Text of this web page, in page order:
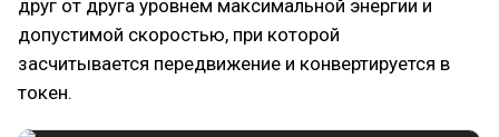
друг от друга уровнем максимальной энергии и
допустимой скоростью, при которой
засчитывается передвижение и конвертируется в
токен.